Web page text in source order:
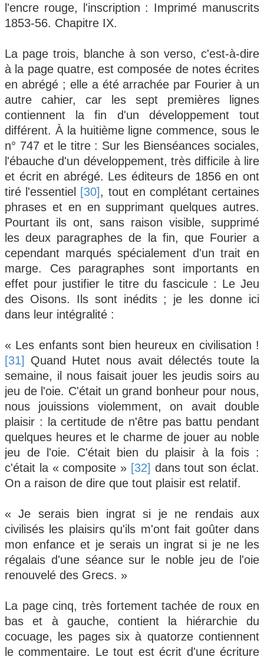
l'encre rouge, l'inscription : Imprimé manuscrits
1853-56. Chapitre IX.
La page trois, blanche à son verso, c'est-à-dire
à la page quatre, est composée de notes écrites
en abrégé ; elle a été arrachée par Fourier à un
autre cahier, car les sept premières lignes
contiennent la fin d'un développement tout
différent. À la huitième ligne commence, sous le
n° 747 et le titre : Sur les Bienséances sociales,
l'ébauche d'un développement, très difficile à lire
et écrit en abrégé. Les éditeurs de 1856 en ont
tiré l'essentiel
[30], tout en complétant certaines
phrases et en en supprimant quelques autres.
Pourtant ils ont, sans raison visible, supprimé
les deux paragraphes de la fin, que Fourier a
cependant marqués spécialement d'un trait en
marge. Ces paragraphes sont importants en
effet pour justifier le titre du fascicule : Le Jeu
des Oisons. Ils sont inédits ; je les donne ici
dans leur intégralité :
« Les enfants sont bien heureux en civilisation !
[31]
Quand Hutet nous avait délectés toute la
semaine, il nous faisait jouer les jeudis soirs au
jeu de l'oie. C'était un grand bonheur pour nous,
nous jouissions violemment, on avait double
plaisir : la certitude de n'être pas battu pendant
quelques heures et le charme de jouer au noble
jeu de l'oie. C'était bien du plaisir à la fois :
c'était la « composite » [32] dans tout son éclat.
On a raison de dire que tout plaisir est relatif.
« Je serais bien ingrat si je ne rendais aux
civilisés les plaisirs qu'ils m'ont fait goûter dans
mon enfance et je serais un ingrat si je ne les
régalais d'une séance sur le noble jeu de l'oie
renouvelé des Grecs. »
La page cinq, très fortement tachée de roux en
bas et à gauche, contient la hiérarchie du
cocuage, les pages six à quatorze contiennent
le commentaire. Le tout est écrit d'une écriture